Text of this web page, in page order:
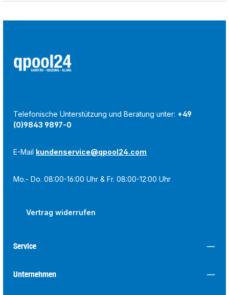
Telefonische Unterstützung und Beratung unter: +49
(0)9843 9897-0
E-Mail kundenservice@qpool24.com
Mo.- Do. 08:00-16:00 Uhr & Fr. 08:00-12:00 Uhr
Vertrag widerrufen
Service
Unternehmen